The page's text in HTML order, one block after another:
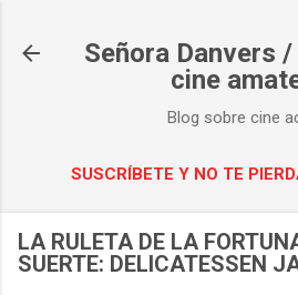
Señora Danvers
cine
Blog sobre cine
SUSCRÍBETE Y NO TE
LA RULETA DE LA
SUERTE: DELICATESSEN